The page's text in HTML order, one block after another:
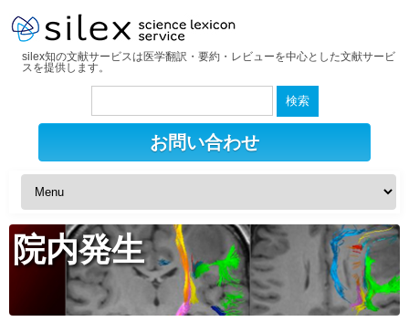
silex知の文献サービスは医学翻訳・要約・レビューを中心とした文献サービ
スを提供します。
検
お問い合わせ
院内発生